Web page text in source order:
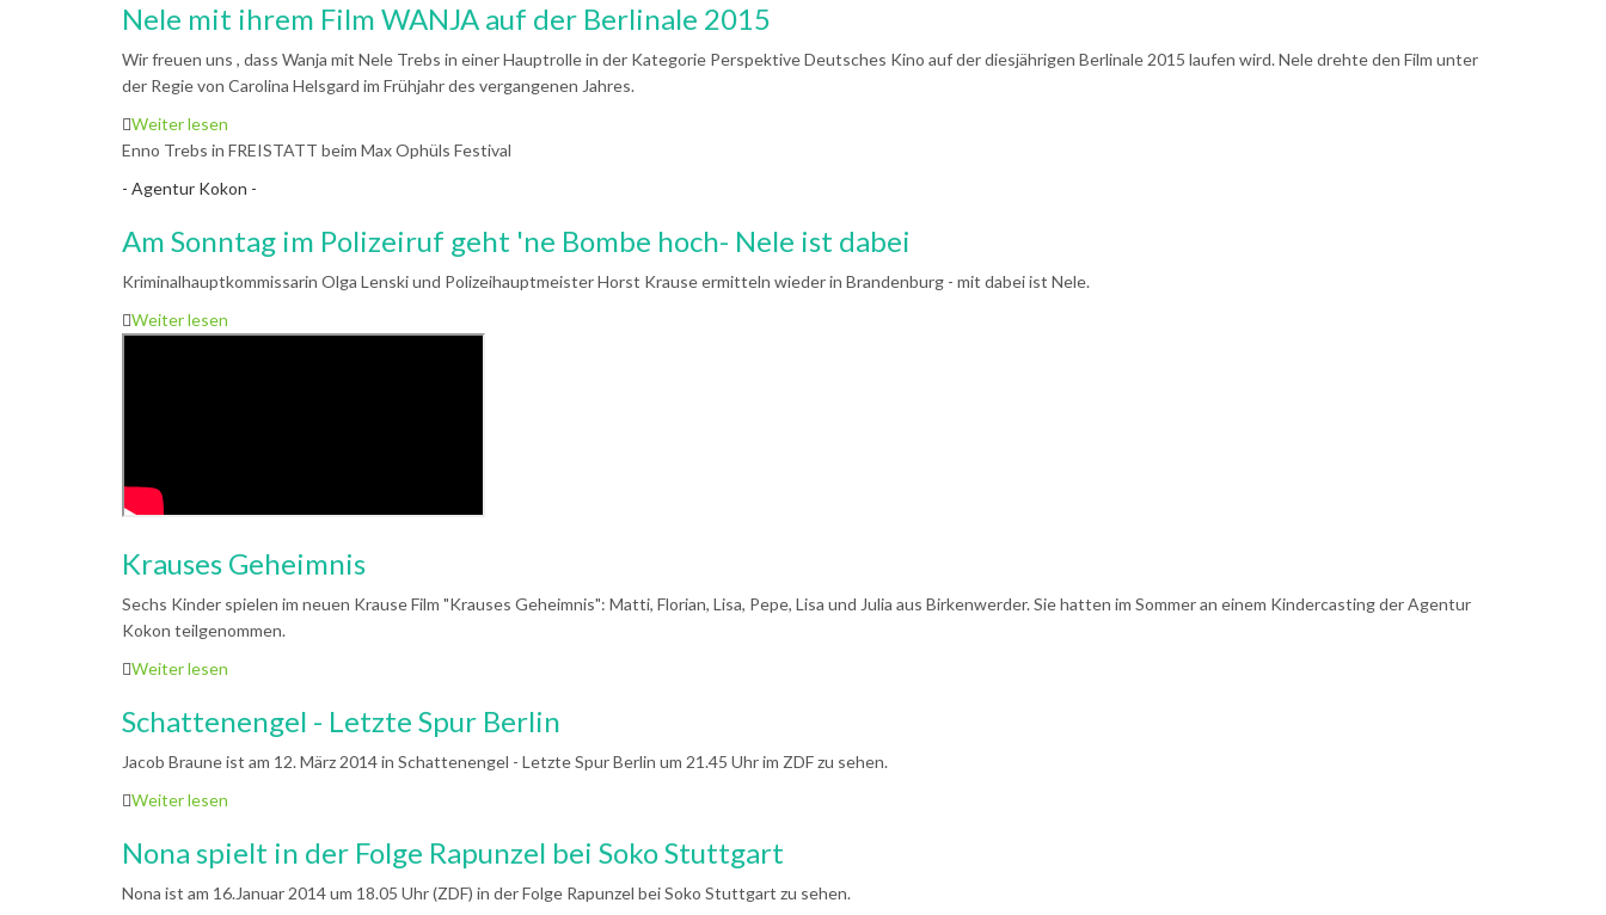
Nele mit ihrem Film WANJA auf der Berlinale 2015
Wir freuen uns , dass Wanja mit Nele Trebs in einer Hauptrolle in der Kategorie Perspektive Deutsches Kino auf der diesjährigen Berlinale 2015 laufen wird. Nele drehte den Film unter
der Regie von Carolina Helsgard im Frühjahr des vergangenen Jahres.
Weiter lesen
Enno Trebs in FREISTATT beim Max Ophüls Festival
- Agentur Kokon -
Am Sonntag im Polizeiruf geht 'ne Bombe hoch- Nele ist dabei
Kriminalhauptkommissarin Olga Lenski und Polizeihauptmeister Horst Krause ermitteln wieder in Brandenburg - mit dabei ist Nele.
Weiter lesen
Krauses Geheimnis
Sechs Kinder spielen im neuen Krause Film "Krauses Geheimnis": Matti, Florian, Lisa, Pepe, Lisa und Julia aus Birkenwerder. Sie hatten im Sommer an einem Kindercasting der Agentur
Kokon teilgenommen.
Weiter lesen
Schattenengel - Letzte Spur Berlin
Jacob Braune ist am 12. März 2014 in Schattenengel - Letzte Spur Berlin um 21.45 Uhr im ZDF zu sehen.
Weiter lesen
Nona spielt in der Folge Rapunzel bei Soko Stuttgart
Nona ist am 16.Januar 2014 um 18.05 Uhr (ZDF) in der Folge Rapunzel bei Soko Stuttgart zu sehen.